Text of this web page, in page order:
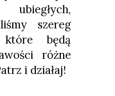
szereg
które będą
różne
i działaj!